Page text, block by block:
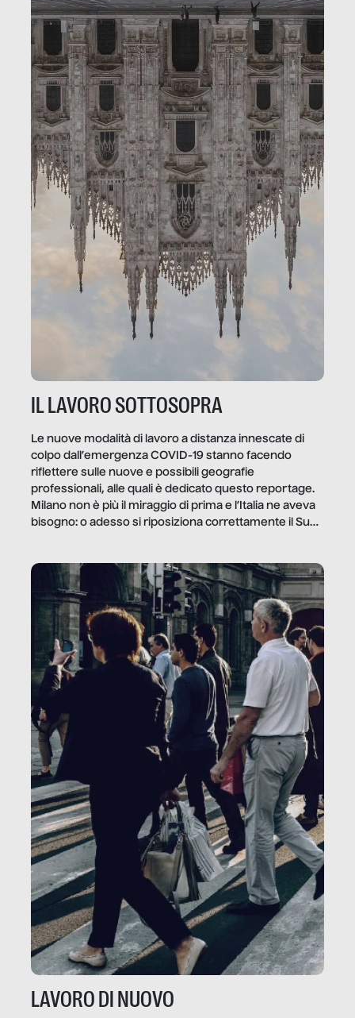
IL LAVORO SOTTOSOPRA
Le nuove modalità di lavoro a distanza innescate di
colpo dall’emergenza COVID-19 stanno facendo
riflettere sulle nuove e possibili geografie
professionali, alle quali è dedicato questo reportage.
Milano non è più il miraggio di prima e l’Italia ne aveva
bisogno: o adesso si riposiziona correttamente il Sud
LAVORO DI NUOVO